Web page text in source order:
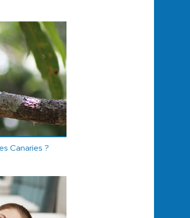
Canaries ?